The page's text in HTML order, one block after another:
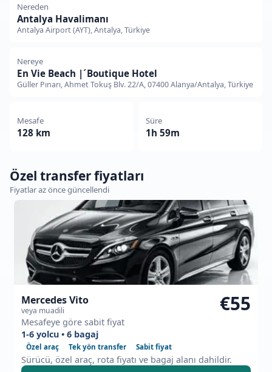
Nereden
Antalya Havalimanı
Antalya Airport (AYT), Antalya, Türkiye
Nereye
En Vie Beach |´Boutique Hotel
Güller Pınarı, Ahmet Tokuş Blv. 22/A, 07400 Alanya/Antalya, Türkiye
Mesafe
128 km
Süre
1h 59m
Özel transfer fiyatları
Fiyatlar az önce güncellendi
Mercedes Vito
veya muadili
Mesafeye göre sabit fiyat
€55
1-6 yolcu • 6 bagaj
Özel araç Tek yön transfer Sabit fiyat
Sürücü, özel araç, rota fiyatı ve bagaj alanı dahildir.